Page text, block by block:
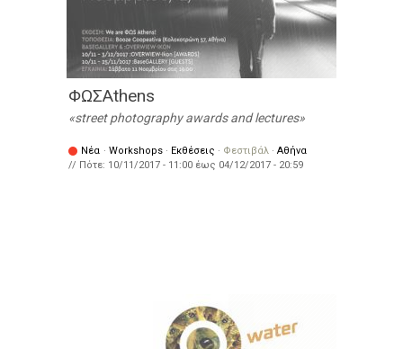
ΦΩΣAthens
street photography awards and lectures
Νέα · Workshops · Εκθέσεις · Φεστιβάλ · Αθήνα
// Πότε: 10/11/2017 - 11:00 έως 04/12/2017 - 20:59